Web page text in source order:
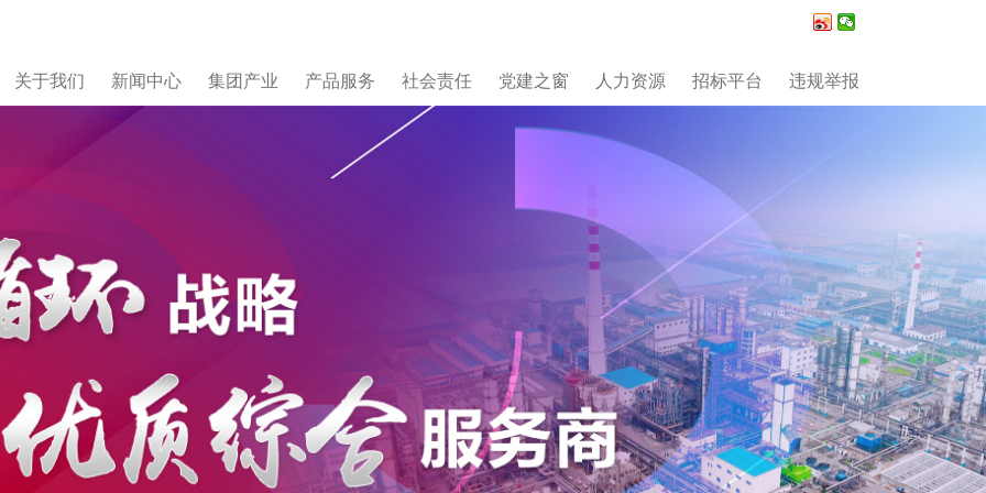
关于我们 新闻中心 集团产业 产品服务 社会责任 党建之窗 人力资源 招标平台 违规举报